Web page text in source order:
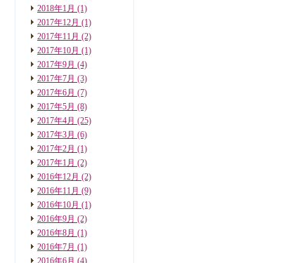
2018年1月 (1)
2017年12月 (1)
2017年11月 (2)
2017年10月 (1)
2017年9月 (4)
2017年7月 (3)
2017年6月 (7)
2017年5月 (8)
2017年4月 (25)
2017年3月 (6)
2017年2月 (1)
2017年1月 (2)
2016年12月 (2)
2016年11月 (9)
2016年10月 (1)
2016年9月 (2)
2016年8月 (1)
2016年7月 (1)
2016年6月 (4)